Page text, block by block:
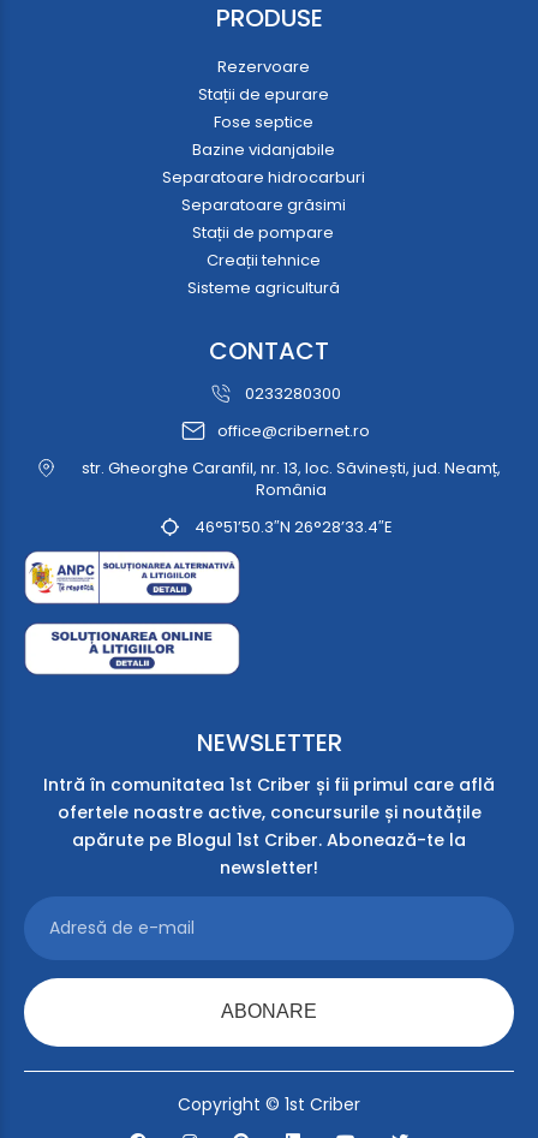
PRODUSE
Rezervoare
Stații de epurare
Fose septice
Bazine vidanjabile
Separatoare hidrocarburi
Separatoare grăsimi
Stații de pompare
Creații tehnice
Sisteme agricultură
CONTACT
0233280300
office@cribernet.ro
str. Gheorghe Caranfil, nr. 13, loc. Săvinești, jud. Neamț,
România
46°51’50.3″N 26°28’33.4″E
NEWSLETTER
Intră în comunitatea 1st Criber și fii primul care află
ofertele noastre active, concursurile și noutățile
apărute pe Blogul 1st Criber. Abonează-te la
newsletter!
ABONARE
Copyright © 1st Criber